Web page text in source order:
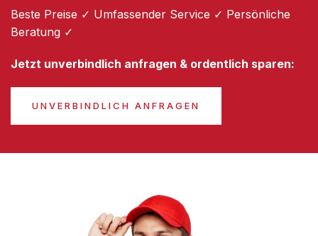
Beste Preise ✓ Umfassender Service ✓ Persönliche
Beratung ✓
Jetzt unverbindlich anfragen & ordentlich sparen:
UNVERBINDLICH ANFRAGEN